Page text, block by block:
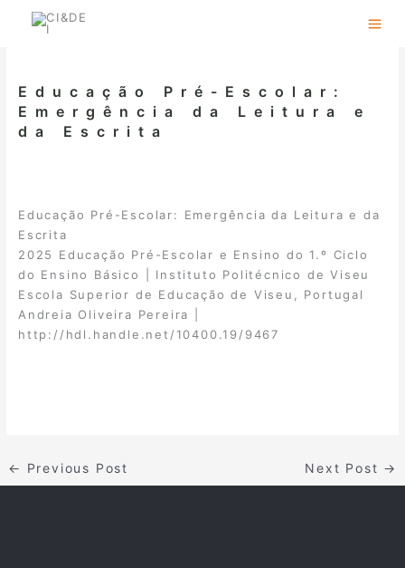
Educação Pré-Escolar:
Emergência da Leitura e
da Escrita
Educação Pré-Escolar: Emergência da Leitura e da
Escrita
2025 Educação Pré-Escolar e Ensino do 1.º Ciclo
do Ensino Básico | Instituto Politécnico de Viseu
Escola Superior de Educação de Viseu, Portugal
Andreia Oliveira Pereira |
http://hdl.handle.net/10400.19/9467
← Previous Post Next Post →